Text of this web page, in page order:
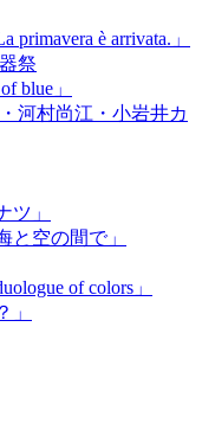
è arrivata.」
祭
blue」
河村尚江・小岩井カ
ツ」
と空の間で」
of colors」
」